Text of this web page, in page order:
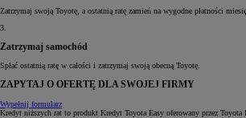
Zatrzymaj swoją Toyotę, a ostatnią ratę zamień na wygodne płatności
3.
Zatrzymaj samochód
Spłać ostatnią ratę w całości i zatrzymaj swoją obecną Toyotę.
ZAPYTAJ O OFERTĘ DLA SWOJEJ FIRMY
Wypełnij formularz
Kredyt niższych rat to produkt Kredyt Toyota Easy oferowany przez